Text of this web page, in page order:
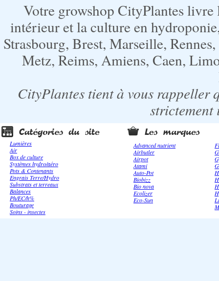
Votre growshop CityPlantes
intérieur et la culture en
Strasbourg, Brest, Marseille,
Metz, Reims, Amiens, Caen,
CityPlantes tient à vous rappeller
strictement
Lumières
Air
Box de culture
Systèmes hydro/aéro
Pots & Contenants
Engrais Terre/Hydro
Substrats et terreaux
Balances
Ph/EC/h%
Bouturage
Soins - insectes
Advanced nutrient
Airbutler
Airpot
Atami
Auto-Pot
Biobizz
Bio nova
Ecolizer
Eco-Sun